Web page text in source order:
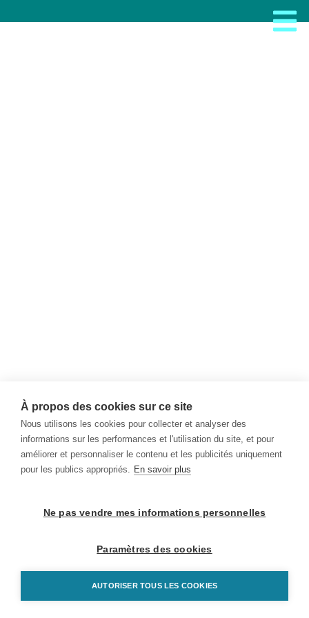
À propos des cookies sur ce site
Nous utilisons les cookies pour collecter et analyser des
informations sur les performances et l'utilisation du site, et pour
améliorer et personnaliser le contenu et les publicités uniquement
pour les publics appropriés. En savoir plus
Ne pas vendre mes informations personnelles
Paramètres des cookies
AUTORISER TOUS LES COOKIES